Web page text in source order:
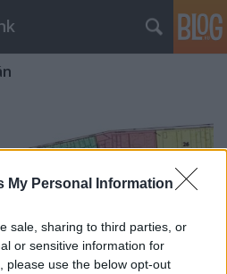
My Personal Information
sale, sharing to third parties, or
or sensitive information for
please use the below opt-out